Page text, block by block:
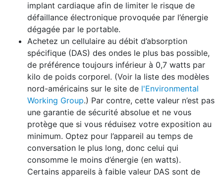
implant cardiaque afin de limiter le risque de
défaillance électronique provoquée par l’énergie
dégagée par le portable.
Achetez un cellulaire au débit d’absorption
spécifique (DAS) des ondes le plus bas possible,
de préférence toujours inférieur à 0,7 watts par
kilo de poids corporel. (Voir la liste des modèles
nord-américains sur le site de l'Environmental
Working Group.) Par contre, cette valeur n’est pas
une garantie de sécurité absolue et ne vous
protège que si vous réduisez votre exposition au
minimum. Optez pour l’appareil au temps de
conversation le plus long, donc celui qui
consomme le moins d’énergie (en watts).
Certains appareils à faible valeur DAS sont de